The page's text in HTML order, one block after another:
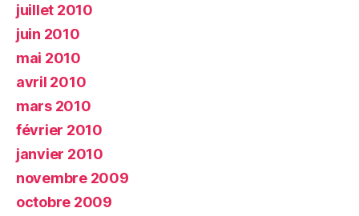
juillet 2010
juin 2010
mai 2010
avril 2010
mars 2010
février 2010
janvier 2010
novembre 2009
octobre 2009